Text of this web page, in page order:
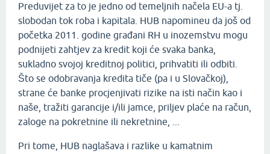
Preduvijet za to je jedno od temeljnih načela EU-a tj.
slobodan tok roba i kapitala. HUB napomineu da još od
početka 2011. godine građani RH u inozemstvu mogu
podnijeti zahtjev za kredit koji će svaka banka,
sukladno svojoj kreditnoj politici, prihvatiti ili odbiti.
Što se odobravanja kredita tiče (pa i u Slovačkoj),
strane će banke procjenjivati rizike na isti način kao i
naše, tražiti garancije i/ili jamce, priljev plaće na račun,
zaloge na pokretnine ili nekretnine, ...
Pri tome, HUB naglašava i razlike u kamatnim